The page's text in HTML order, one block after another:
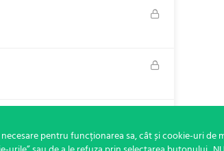
pentru funcționarea sa, cât și cookie-uri